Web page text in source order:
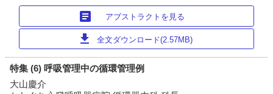
article アブストラクトを見る
download 全文ダウンロード(2.57MB)
特集 (6) 呼吸管理中の循環管理例
大山慶介